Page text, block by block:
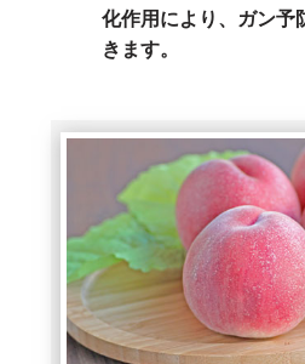
化作用により、ガン予
きます。